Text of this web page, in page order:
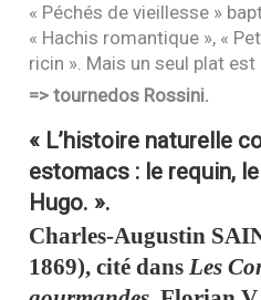
« Péchés de vieillesse »
« Hachis romantique », «
ricin ». Mais un seul plat
=> tournedos Rossini.
« L’histoire naturelle
estomacs : le requin,
Hugo. ».
Charles-Augustin
1869), cité dans Les